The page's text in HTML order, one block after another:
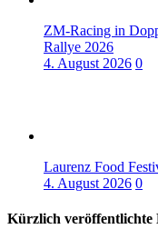
ZM-Racing in
Rallye 2026
4. August 2026 0
Laurenz Food
4. August 2026 0
Kürzlich veröffentlichte